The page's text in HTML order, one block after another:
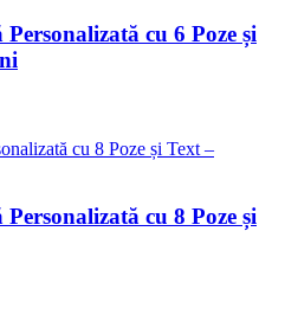
cu 6 Poze și
cu 8 Poze și